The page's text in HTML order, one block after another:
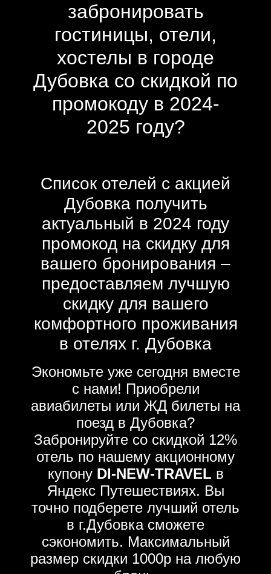
забронировать
гостиницы, отели,
хостелы в городе
Дубовка со скидкой по
промокоду в 2024-
2025 году?
Список отелей с акцией
Дубовка получить
актуальный в 2024 году
промокод на скидку для
вашего бронирования –
предоставляем лучшую
скидку для вашего
комфортного проживания
в отелях г. Дубовка
Экономьте уже сегодня вместе
с нами! Приобрели
авиабилеты или ЖД билеты на
поезд в Дубовка?
Забронируйте со скидкой 12%
отель по нашему акционному
купону DI-NEW-TRAVEL в
Яндекс Путешествиях. Вы
точно подберете лучший отель
в г.Дубовка сможете
сэкономить. Максимальный
размер скидки 1000р на любую